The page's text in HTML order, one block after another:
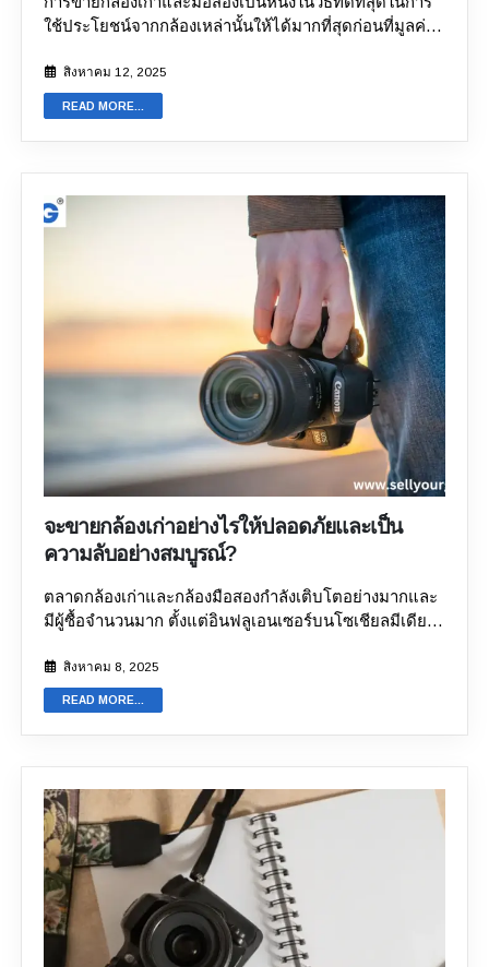
ร้านขายกล้องเก่าออนไลน์จะช่วยให้คุณได้รับใบเสร็จรับ
เงินที่ถูกต้อง ซึ่งทำขึ้นเพื่อให้มั่นใจว่ามีสภาพแวดล้อมการ
จะเป็นอย่างไรหากเราบอกคุณว่าคุณสามารถข้ามขั้นตอน
ยุ่งยากอันยาวนานและขาย GoPro ของคุณได้โดยไม่ต้อง
ประกาศขายกล้อง GoProสามารถทำได้จากสมาร์ทโฟน
หรือแล็ปท็อปของคุณ 3....
ใช้ประโยชน์จากกล้องเหล่านั้นให้ได้มากที่สุดก่อนที่มูลค่า
มีประสิทธิภาพ แต่ก็ใช้เวลานานและไม่น่าเชื่อถือ นั่นคือ
เหตุผลที่แพลตฟอร์มขายกล้องออนไลน์กำลังได้รับความ
นิยมมากขึ้น คุณสามารถขายกล้องเก่าบนแพลตฟอร์ม
ออนไลน์ได้อย่างสะดวกสบายจากที่บ้านและรับเงินทันที
แพลตฟอร์มขายกล้องออนไลน์ยังเข้าถึงได้ง่ายและมี
บริการรับสินค้าที่เชื่อถือได้ การเลือกแพลตฟอร์มที่เหมาะ
สมยังช่วยให้คุณมั่นใจได้ว่าจะได้ราคาที่ยุติธรรมสำหรับ
เช่น ยี่ห้อ สภาพการใช้งาน ข้อบกพร่อง และอื่นๆ อีก
มากมาย ในบล็อกนี้ เราจะสำรวจปัจจัยสำคัญทั้งหมดที่อาจ
ส่งผลต่อราคากล้องเก่าและมือสองของคุณ คุณจำเป็นต้อง
ขายกล้อง และต่อรองราคา
ปัจจัยใดบ้างที่ส่งผลกระทบอย่างมีนัยสำคัญต่อราคากล้อง
ขีดข่วน ปัจจัยหลายประการมีบทบาทสำคัญในการกำหนด
ราคากล้องเก่าและกล้องมือสองของคุณ การทราบปัจจัย
เหล่านี้จะช่วยให้คุณประเมินราคาก่อนขายกล้องเก่า
ออนไลน์ได้ ลองมาดูปัจจัยทั้งหมดเหล่านี้ทีละปัจจัย: 1.
ในการกำหนดราคาขายต่อ กล้องบางยี่ห้อและรุ่นมีความ
ต้องการสูงในตลาด ซึ่งเป็นเหตุผลว่าทำไมกล้องจึงมีมูลค่า
แบรนด์ยอดนิยมที่มีกล้องราคาสูง แม้แต่กล้องมือสอง ดัง
นั้น คุณสามารถขายกล้องได้ง่ายและได้ราคาสูงหากเป็น
เสริมแท้ เช่น แบตสำรอง กระเป๋ากล้อง ที่ชาร์จ และเลนส์
ล้วนเป็นปัจจัยสำคัญที่ทำให้ราคากล้องมือสองสูงขึ้นอย่าง
นอกจากนี้ยังช่วยเพิ่มโอกาสในการหาผู้ซื้ออีกด้วย 3. สภาพ
การทำงาน สภาพการทำงานของกล้องหมายถึงความ
สามารถในการถ่ายภาพ ซึ่งจะให้ข้อมูลเกี่ยวกับการทำงาน
ของเซ็นเซอร์และว่ากล้องยังสามารถถ่ายภาพคุณภาพสูงได้
หรือไม่ วิธีที่ดีที่สุดในการแสดงสภาพการทำงานคือการถ่าย
ภาพจากมุมต่างๆ และในสภาพแสงที่แตกต่างกัน ภาพถ่าย
พิสูจน์แล้วว่าเป็นประโยชน์อย่างมากในการขายกล้อง
ออนไลน์ 4. สภาพทางกายภาพ นอกจากคุณภาพของภาพ
แล้ว สภาพทางกายภาพของกล้องก็มีความสำคัญเช่นกัน...
สิงหาคม 12, 2025
READ MORE...
จะขายกล้องเก่าอย่างไรให้ปลอดภัยและเป็น
ความลับอย่างสมบูรณ์?
ตลาดกล้องเก่าและกล้องมือสองกำลังเติบโตอย่างมากและ
มีผู้ซื้อจำนวนมาก ตั้งแต่อินฟลูเอนเซอร์บนโซเชียลมีเดีย
งานหลากหลายกลุ่ม อย่างไรก็ตาม การขายกล้องเก่านั้นไม่
ง่ายอย่างที่คิด การขายกล้องเก่าออนไลน์นั้น คุณต้องหาผู้
ซื้อที่เหมาะสมภายในพื้นที่ทางภูมิศาสตร์ แม้จะได้ผู้ซื้อที่ใช่
ก็ไม่มีการรับประกันว่าคุณจะได้ราคาที่เหมาะสม แต่ด้วย
แพลตฟอร์มขายกล้องออนไลน์ การหาผู้ซื้อจึงไม่ใช่ปัญหา
อีกต่อไป แม้ว่าแพลตฟอร์มขายกล้องออนไลน์เหล่านี้จะ
สะดวกสบาย แต่คุณควรเลือกแพลตฟอร์มที่น่าเชื่อถือและ
เชื่อถือได้ คุณสามารถขายกล้องออนไลน์
อย่างรวดเร็ว แต่ต้องเป็นแพลตฟอร์มที่น่าเชื่อถือและเชื่อ
ถือได้ นอกจากนี้ ยังมีสิ่งอื่นๆ อีกมากมายที่คุณควร
พิจารณาเพื่อความปลอดภัยและความเป็นส่วนตัวขณะขาย
อุปกรณ์ของคุณ ในบล็อกนี้ เราจะเรียนรู้เกี่ยวกับข้อควร
พิจารณาสำคัญที่ควรคำนึงถึงเมื่อขายกล้องเก่าและกล้อง
สิงหาคม 8, 2025
READ MORE...